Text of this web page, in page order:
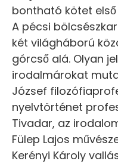
bontható kötet
A pécsi bölcsészkar
két világháború
górcső alá. Olyan
irodalmárokat
József
nyelvtörténet
Tivadar, az
Fülep Lajos
Kerényi Károly